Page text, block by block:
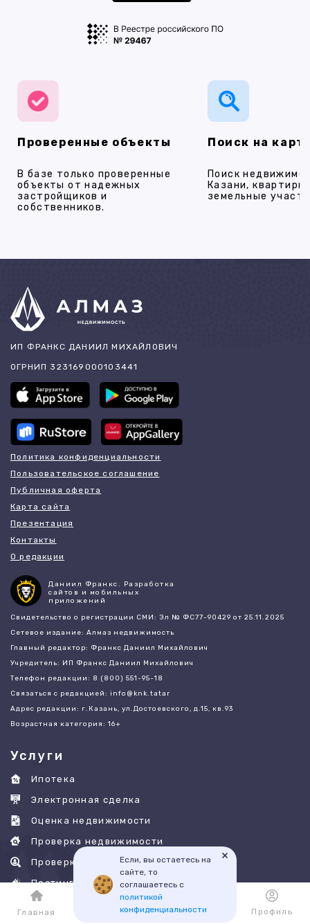
Проверенные объекты
В базе только проверенные
объекты от надежных
застройщиков и
собственников.
Поиск на
Поиск
Казани,
земельные
ИП ФРАНКС ДАНИИЛ МИХАЙЛОВИЧ
ОГРНИП 323169000103441
Политика конфиденциальности
Пользовательское соглашение
Публичная оферта
Карта сайта
Презентация
Контакты
О редакции
Даниил Франкс. Разработка
сайтов и мобильных
приложений
Свидетельство о регистрации СМИ: Эл № ФС77-90429 от 25.11.2025
Сетевое издание: Алмаз недвижимость
Главный редактор: Франкс Даниил Михайлович
Учредитель: ИП Франкс Даниил Михайлович
Телефон редакции: 8 (800) 551-95-18
Связаться с редакцией: info@knk.tatar
Адрес редакции: г.Казань, ул.Достоевского, д.15, кв.93
Возрастная категория: 16+
Услуги
Ипотека
Электронная сделка
Оценка недвижимости
Проверка недвижимости
Проверка физ лиц
Постинг объявлений
Дома Казани
Если, вы остаетесь на
сайте, то
соглашаетесь с
политикой
конфиденциальности
×
Главная Каталог Избранное Профиль